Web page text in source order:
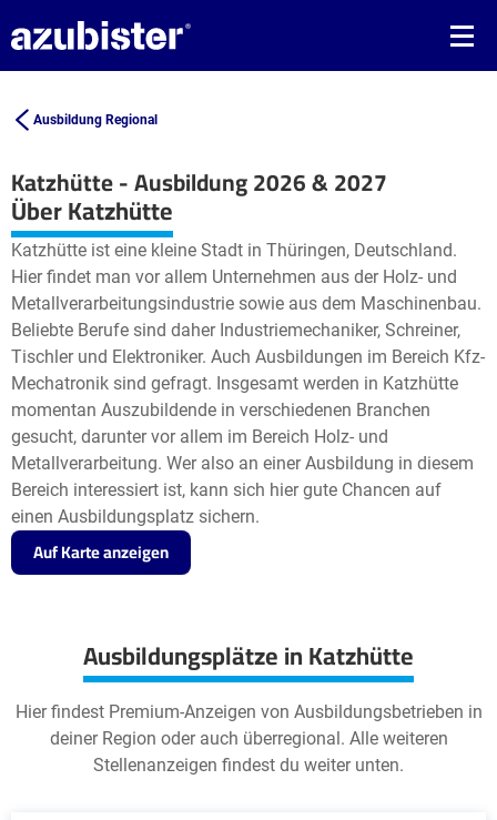
Ausbildung Regional
Katzhütte - Ausbildung 2026 & 2027
+
−
Leaflet| ©OpenStreetMap2
Über Katzhütte
Katzhütte ist eine kleine Stadt in Thüringen, Deutschland.
Hier findet man vor allem Unternehmen aus der Holz- und
Metallverarbeitungsindustrie sowie aus dem Maschinenbau.
Beliebte Berufe sind daher Industriemechaniker, Schreiner,
Tischler und Elektroniker. Auch Ausbildungen im Bereich Kfz-
Mechatronik sind gefragt. Insgesamt werden in Katzhütte
momentan Auszubildende in verschiedenen Branchen
gesucht, darunter vor allem im Bereich Holz- und
Metallverarbeitung. Wer also an einer Ausbildung in diesem
Bereich interessiert ist, kann sich hier gute Chancen auf
einen Ausbildungsplatz sichern.
Auf Karte anzeigen
Ausbildungsplätze in Katzhütte
Hier findest Premium-Anzeigen von Ausbildungsbetrieben in
deiner Region oder auch überregional. Alle weiteren
Stellenanzeigen findest du weiter unten.